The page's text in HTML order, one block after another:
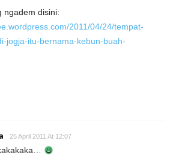
ngadem disini:
2011/04/24/tempat-
jogja-itu-bernama-kebun-buah-
25 April 2011 At 12:07